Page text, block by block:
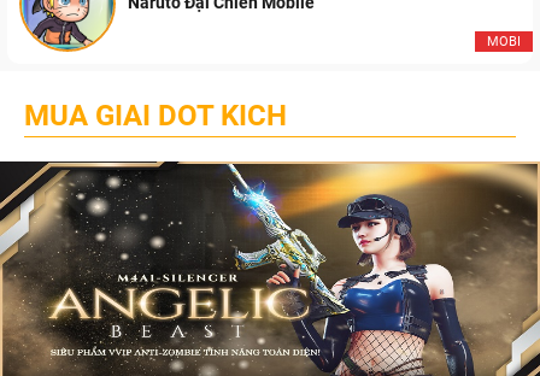
MOBI
MUA GIAI DOT KICH